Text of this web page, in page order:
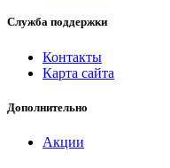
Служба поддержки
Контакты
Карта сайта
Дополнительно
Акции